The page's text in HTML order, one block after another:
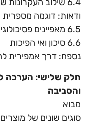
ודאות: דוגמה מספרית
6.5 מאפיינים פסיכולוגיים של סיכונים
6.6 סיכון ואי הפיכות
נספח: דרך אמפירית
חלק שלישי: הערכה
והסביבה
מבוא
סוגים שונים של מוצרים